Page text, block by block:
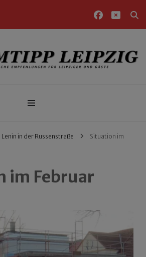
für Leipziger und Gäste
Lenin in der Russenstraße
Situation im
im Februar